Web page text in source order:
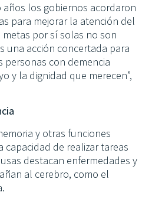
los gobiernos acordaron
para mejorar la atención del
metas por sí solas no son
una acción concertada para
personas con demencia
y la dignidad que merecen”,
y otras funciones
capacidad de realizar tareas
destacan enfermedades y
al cerebro, como el